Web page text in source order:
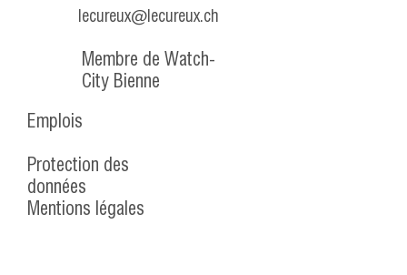
lecureux@lecureux.ch
Membre de Watch-
City Bienne
Emplois
Protection des
données
Mentions légales